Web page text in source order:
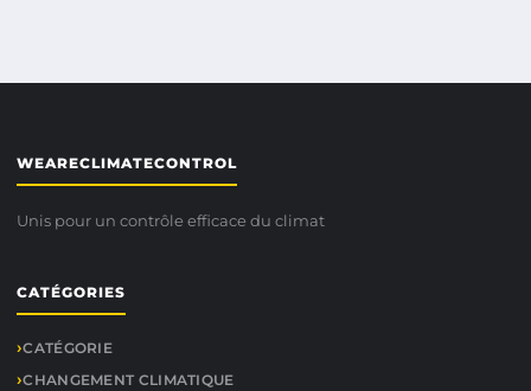
WEARECLIMATECONTROL
Unis pour un contrôle efficace du climat
CATÉGORIES
CATÉGORIE
CHANGEMENT CLIMATIQUE